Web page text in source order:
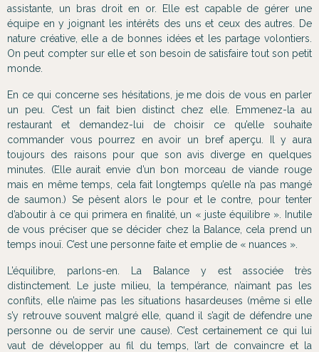
assistante, un bras droit en or. Elle est capable de gérer une
équipe en y joignant les intérêts des uns et ceux des autres. De
nature créative, elle a de bonnes idées et les partage volontiers.
On peut compter sur elle et son besoin de satisfaire tout son petit
monde.
En ce qui concerne ses hésitations, je me dois de vous en parler
un peu. C’est un fait bien distinct chez elle. Emmenez-la au
restaurant et demandez-lui de choisir ce qu’elle souhaite
commander vous pourrez en avoir un bref aperçu. Il y aura
toujours des raisons pour que son avis diverge en quelques
minutes. (Elle aurait envie d’un bon morceau de viande rouge
mais en même temps, cela fait longtemps qu’elle n’a pas mangé
de saumon.) Se pèsent alors le pour et le contre, pour tenter
d’aboutir à ce qui primera en finalité, un « juste équilibre ». Inutile
de vous préciser que se décider chez la Balance, cela prend un
temps inouï. C’est une personne faite et emplie de « nuances ».
L’équilibre, parlons-en. La Balance y est associée très
distinctement. Le juste milieu, la tempérance, n’aimant pas les
conflits, elle n’aime pas les situations hasardeuses (même si elle
s’y retrouve souvent malgré elle, quand il s’agit de défendre une
personne ou de servir une cause). C’est certainement ce qui lui
vaut de développer au fil du temps, l’art de convaincre et la